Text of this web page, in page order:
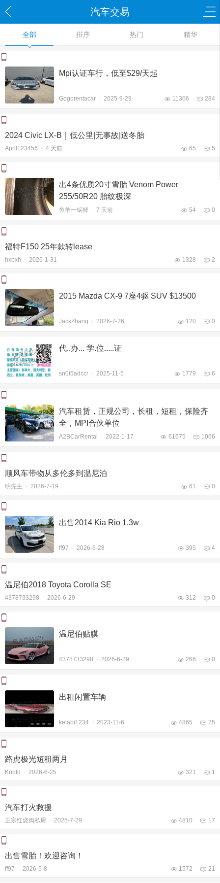
汽车交易
全部 排序 热门 精华
Mpi认证车行，低至$29/天起
Gogorentacar - 2025-9-29 284
11366
2024 Civic LX-B｜低公里|无事故|送冬胎
April123456 - 4 天前 5
65
出4条优质20寸雪胎 Venom Power
255/50R20 胎纹极深
鱼羊一锅鲜 - 7 天前 0
54
福特F150 25年款转lease
hxbxh - 2026-1-31 2
1328
2015 Mazda CX-9 7座4驱 SUV $13500
JackZhang - 2026-7-26 0
120
代..办... 学.位.....证
sn0i5adccr - 2025-11-5 6
1779
汽车租赁，正规公司，长租，短租，保险齐
全，MPI合伙单位
A2BCarRental - 2022-1-17 1066
61675
顺风车带物从多伦多到温尼泊
明先生 - 2026-7-19 0
61
出售2014 Kia Rio 1.3w
ff97 - 2026-6-28 4
395
温尼伯2018 Toyota Corolla SE
4378733298 - 2026-6-29 0
312
温尼伯贴膜
4378733298 - 2026-6-29 0
266
出租闲置车辆
kelabi1234 - 2023-11-6 25
4865
路虎极光短租两月
Knbfd - 2026-6-25 1
321
汽车打火救援
正宗红烧肉私厨 - 2025-7-29 17
4810
出售雪胎！欢迎咨询！
ff97 - 2026-5-8 21
1572